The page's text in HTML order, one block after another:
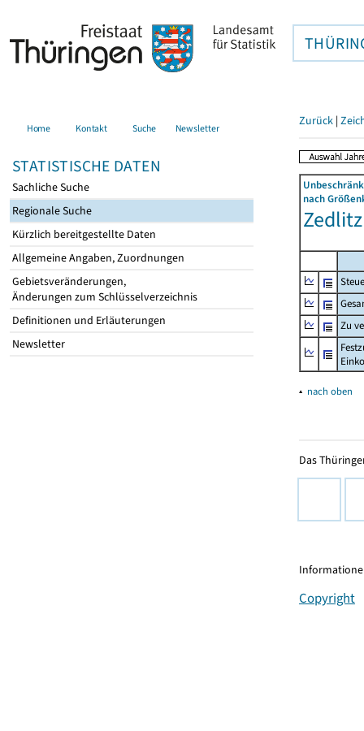
Home Kontakt Suche Newsletter
STATISTISCHE DATEN
Sachliche Suche
Regionale Suche
Kürzlich bereitgestellte Daten
Allgemeine Angaben, Zuordnungen
Gebietsveränderungen,
Änderungen zum Schlüsselverzeichnis
Definitionen und Erläuterungen
Newsletter
Zurück |
nach
Zu
▴ nach oben
Das
Copyright